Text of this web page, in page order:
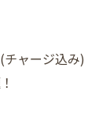
ャージ込み)